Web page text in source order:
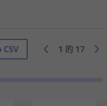
电量测
装到面板
1 的 17